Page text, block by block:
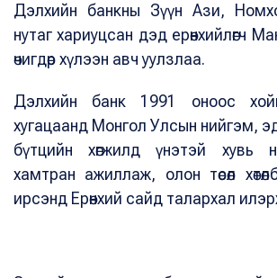
Дэлхийн банкны Зүүн Ази,
нутаг хариуцсан дэд ерөнхийлөгч
өчигдөр хүлээн авч уулзлаа.
Дэлхийн банк 1991 оноос
хугацаанд Монгол Улсын нийгэм,
бүтцийн хөгжилд үнэтэй хувь
хамтран ажиллаж, олон төсөл
ирсэнд Ерөнхий сайд талархал